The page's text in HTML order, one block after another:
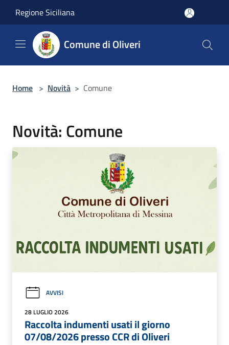
Regione Siciliana
Comune di Oliveri
Home > Novità > Comune
Novità: Comune
AVVISI
28 LUGLIO 2026
Raccolta indumenti usati il giorno
07/08/2026 presso CCR di Oliveri